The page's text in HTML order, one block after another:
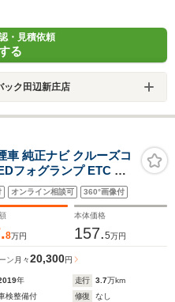
・見積依頼
る
ク田辺新庄店
純正ナビ クルーズコ
フォグランプ ETC ル
オートライ
ール サイドエアバッグ
オンライン相談可 360°画像付
8万円
本体価格
157.5万円
ン 月々20,300円
年 走行 3.7万km
検整備付 修復
なし